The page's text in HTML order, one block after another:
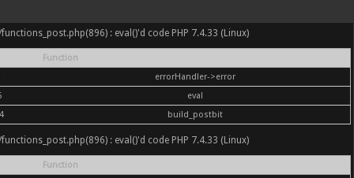
: eval()'d code PHP 7.4.33 (Linux)
Function
errorHandler->error
eval
build_postbit
: eval()'d code PHP 7.4.33 (Linux)
Function